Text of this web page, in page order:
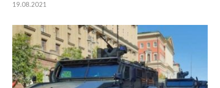
19.08.2021